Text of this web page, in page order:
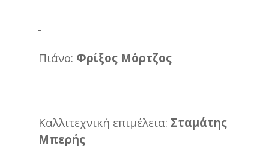
Πιάνο: Φρίξος Μόρτζος
Καλλιτεχνική επιμέλεια: Σταμάτης
Μπερής